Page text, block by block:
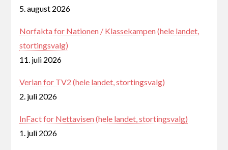
5. august 2026
Norfakta for Nationen / Klassekampen (hele landet,
stortingsvalg)
11. juli 2026
Verian for TV2 (hele landet, stortingsvalg)
2. juli 2026
InFact for Nettavisen (hele landet, stortingsvalg)
1. juli 2026